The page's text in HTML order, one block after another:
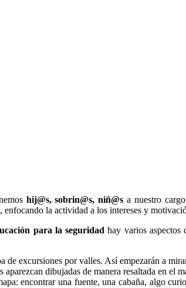
hij@s, sobrin@s, niñ@s a nuestro
enfocando la actividad a los intereses y
para la seguridad hay varios
de excursiones por valles. Así empezarán a
aparezcan dibujadas de manera resaltada en el
encontrar una fuente, una cabaña, algo